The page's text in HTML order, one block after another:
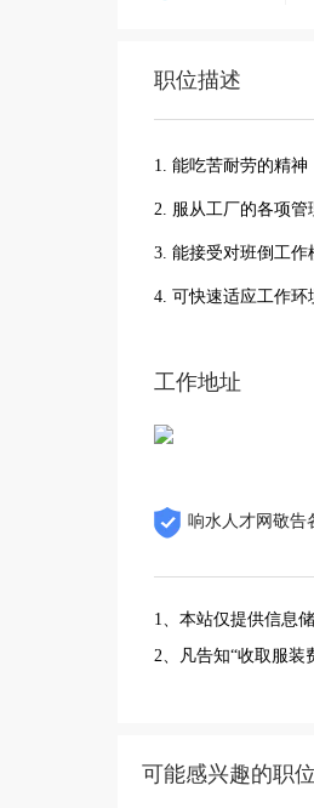
职位描述
1. 能吃苦耐劳的精神
2. 服从工厂的各项管
3. 能接受对班倒工作
4. 可快速适应工作环
工作地址
响水人才网敬告
1、本站仅提供信息
2、凡告知“收取服装
可能感兴趣的职位